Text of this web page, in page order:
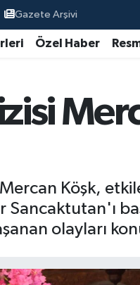
Gazete Arşivi
Özel Haber
Köşk,
Sancaktutan'ı
olayları